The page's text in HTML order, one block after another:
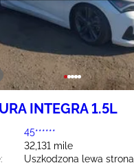
INTEGRA 1.5L
45******
32,131 mile
Uszkodzona lewa strona